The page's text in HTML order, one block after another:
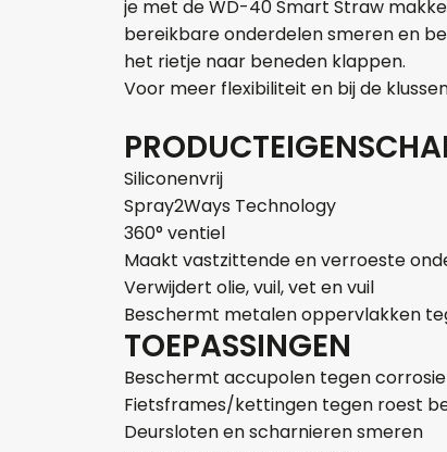
je met de WD-40 Smart Straw
bereikbare onderdelen smeren en
het rietje naar beneden klappen.
Voor meer flexibiliteit en bij de
Siliconenvrij
Spray2Ways Technology
360° ventiel
Maakt vastzittende en verroeste
Verwijdert olie, vuil, vet en vuil
Beschermt metalen oppervlakken
TOEPASSINGEN
Beschermt accupolen tegen corrosie
Fietsframes/kettingen tegen roest
Deursloten en scharnieren smeren